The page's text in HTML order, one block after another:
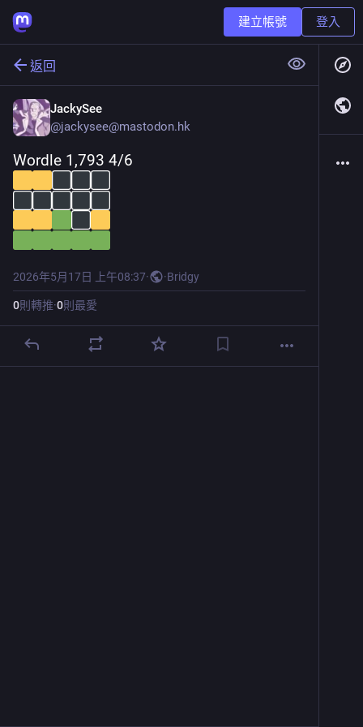
建立帳號 登入
返回
JackySee
@jackysee@mastodon.hk
Wordle 1,793 4/6
2026年5月17日 上午08:37· ·Bridgy
0則轉推·0則最愛